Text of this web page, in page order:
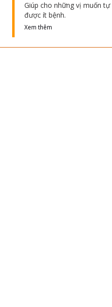
Giúp cho những vị muốn
được ít bệnh.
Xem thêm